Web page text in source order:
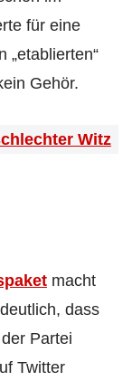
für eine
„etablierten“
Gehör.
Witz
macht
dass
Partei
Twitter